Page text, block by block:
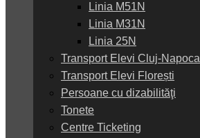
Linia M51N
Linia M31N
Linia 25N
Transport Elevi Cluj-Napoca
Transport Elevi Florești
Persoane cu dizabilităţi
Tonete
Centre Ticketing